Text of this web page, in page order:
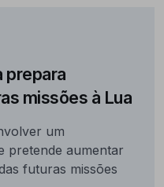
prepara
missões à Lua
um
pretende aumentar
futuras missões